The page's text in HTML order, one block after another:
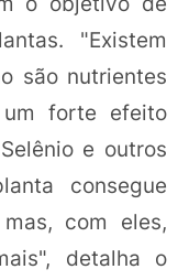
"Existem
são nutrientes
um forte efeito
e outros
consegue
com eles,
detalha o